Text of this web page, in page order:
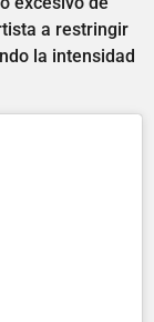
a restringir
la intensidad